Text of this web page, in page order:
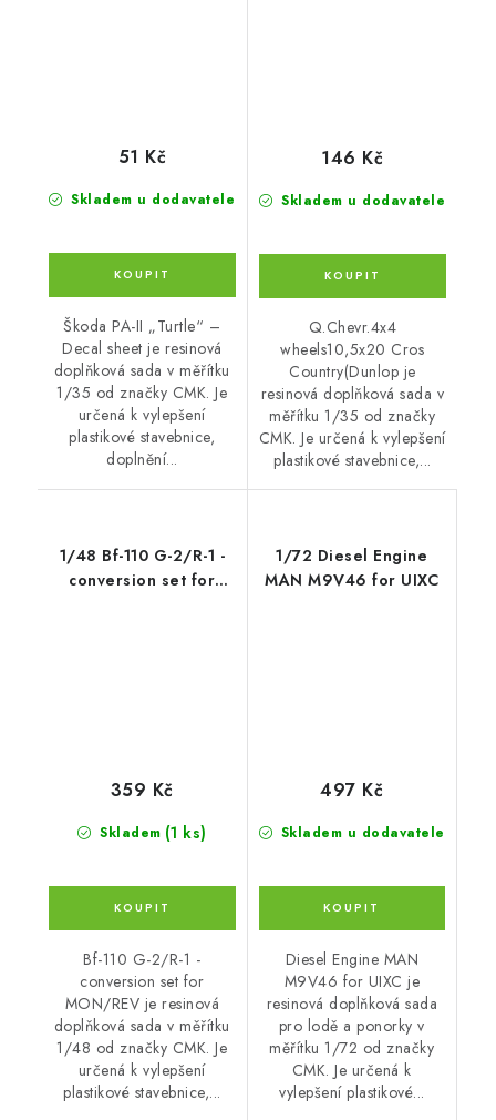
Skladem u dodavatele
51 Kč
Škoda PA-II „Turtle“ –
Decal sheet je resinová
doplňková sada v měřítku
1/35 od značky CMK. Je
určená k vylepšení
plastikové stavebnice,
doplnění...
Skladem u dodavatele
146 Kč
Q.Chevr.4x4
wheels10,5x20 Cros
Country(Dunlop je
resinová doplňková sada v
měřítku 1/35 od značky
CMK. Je určená k vylepšení
plastikové stavebnice,...
1/48 Bf-110 G-2/R-1 -
conversion set for
Skladem (1 ks)
359 Kč
Bf-110 G-2/R-1 -
conversion set for
MON/REV je resinová
doplňková sada v měřítku
1/48 od značky CMK. Je
určená k vylepšení
plastikové stavebnice,...
1/72 Diesel Engine
MAN M9V46 for UIXC
Skladem u dodavatele
497 Kč
Diesel Engine MAN
M9V46 for UIXC je
resinová doplňková sada
pro lodě a ponorky v
měřítku 1/72 od značky
CMK. Je určená k
vylepšení plastikové...